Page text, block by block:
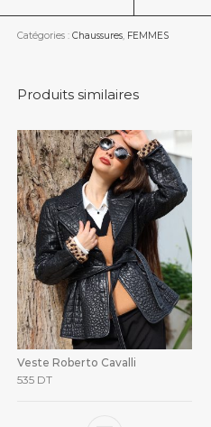
Catégories : Chaussures, FEMMES
Produits similaires
Veste Roberto Cavalli
535 DT